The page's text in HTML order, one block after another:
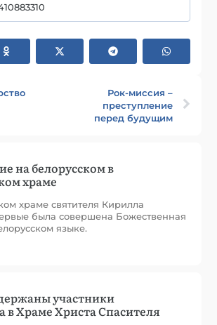
Рок-миссия –
преступление
перед будущим
на белорусском в
храме
храме святителя Кирилла
была совершена Божественная
языке.
участники
в Храме Христа Спасителя